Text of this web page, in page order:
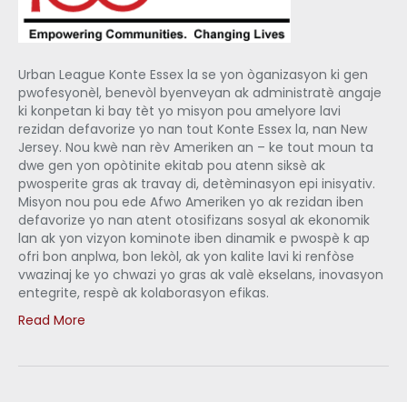
Urban League Konte Essex la se yon òganizasyon ki gen
pwofesyonèl, benevòl byenveyan ak administratè angaje
ki konpetan ki bay tèt yo misyon pou amelyore lavi
rezidan defavorize yo nan tout Konte Essex la, nan New
Jersey. Nou kwè nan rèv Ameriken an – ke tout moun ta
dwe gen yon opòtinite ekitab pou atenn siksè ak
pwosperite gras ak travay di, detèminasyon epi inisyativ.
Misyon nou pou ede Afwo Ameriken yo ak rezidan iben
defavorize yo nan atent otosifizans sosyal ak ekonomik
lan ak yon vizyon kominote iben dinamik e pwospè k ap
ofri bon anplwa, bon lekòl, ak yon kalite lavi ki renfòse
vwazinaj ke yo chwazi yo gras ak valè ekselans, inovasyon
entegrite, respè ak kolaborasyon efikas.
Read More